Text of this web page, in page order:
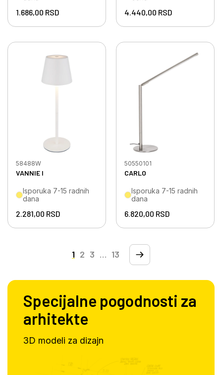
1.686,00 RSD 4.440,00 RSD
VANNIE I
58488W
Isporuka 7-15 radnih
dana
2.281,00 RSD
CARLO
50550101
Isporuka 7-15 radnih
dana
6.820,00 RSD
1 2 3 … 13
Specijalne pogodnosti za
arhitekte
3D modeli za dizajn